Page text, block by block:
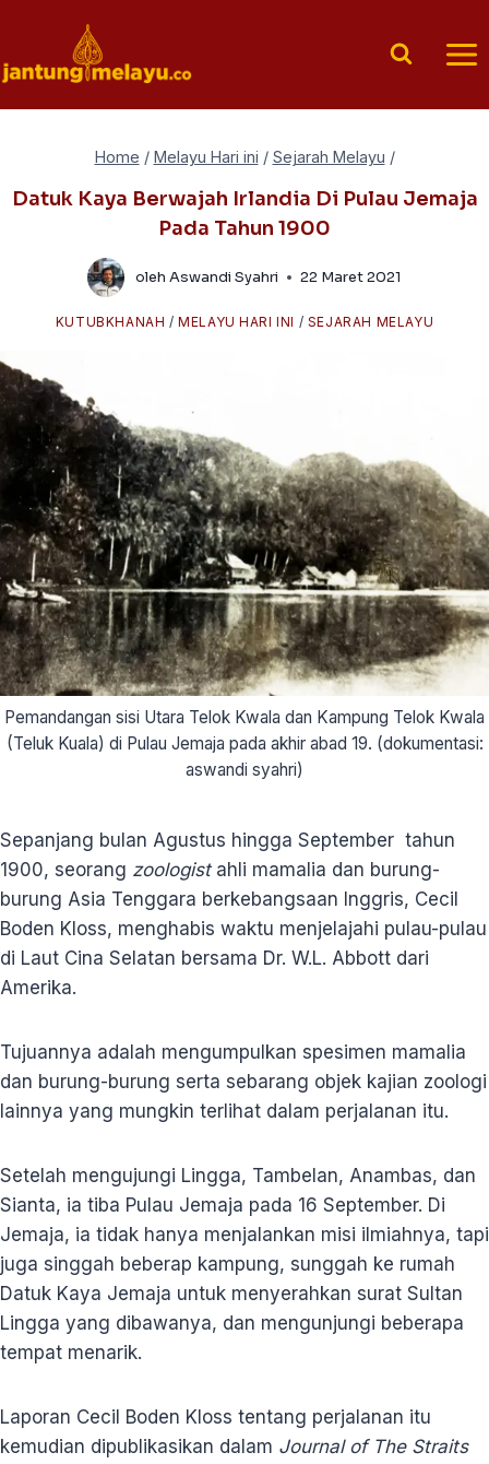
content
Home / Melayu Hari ini / Sejarah Melayu /
Datuk Kaya Berwajah Irlandia Di Pulau Jemaja
Pada Tahun 1900
oleh Aswandi Syahri 22 Maret 2021
KUTUBKHANAH /MELAYU HARI INI / SEJARAH MELAYU
Pemandangan sisi Utara Telok Kwala dan Kampung Telok Kwala
(Teluk Kuala) di Pulau Jemaja pada akhir abad 19. (dokumentasi:
aswandi syahri)
Sepanjang bulan Agustus hingga September tahun
1900, seorang zoologistahli mamalia dan burung-
burung Asia Tenggara berkebangsaan Inggris, Cecil
Boden Kloss, menghabis waktu menjelajahi pulau-pulau
di Laut Cina Selatan bersama Dr. W.L. Abbott dari
Amerika.
Tujuannya adalah mengumpulkan spesimen mamalia
dan burung-burung serta sebarang objek kajian zoologi
lainnya yang mungkin terlihat dalam perjalanan itu.
Setelah mengujungi Lingga, Tambelan, Anambas, dan
Sianta, ia tiba Pulau Jemaja pada 16 September. Di
Jemaja, ia tidak hanya menjalankan misi ilmiahnya, tapi
juga singgah beberap kampung, sunggah ke rumah
Datuk Kaya Jemaja untuk menyerahkan surat Sultan
Lingga yang dibawanya, dan mengunjungi beberapa
tempat menarik.
Laporan Cecil Boden Kloss tentang perjalanan itu
kemudian dipublikasikan dalam Journal of The Straits